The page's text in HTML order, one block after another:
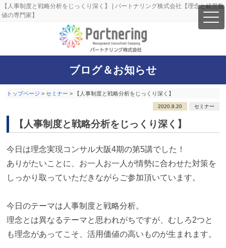
【人事制度と戦略分析をじっくり深く】 | パートナリング株式会社【理念と経営数
値の専門家】
ブログ＆お知らせ
トップページ >セミナー > 【人事制度と戦略分析をじっくり深く】
2020.8.20 セミナー
【人事制度と戦略分析をじっくり深く】
今日は理念実現コンサル大阪4期の第5講でした！
ありがたいことに、お一人お一人が情勢に合わせた対策を
しっかり取っていただきながらご参加頂いています。
今日のテーマは人事制度と戦略分析。
理念とは異なるテーマと思われがちですが、むしろ2つと
も理念があってこそ、活用価値の高いものが生まれます。